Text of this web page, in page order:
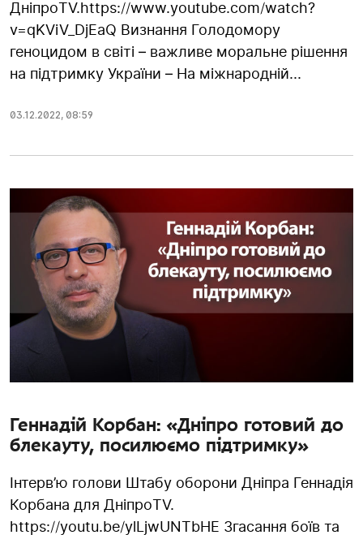
ДніпроTV.https://www.youtube.com/watch?
v=qKViV_DjEaQ Визнання Голодомору
геноцидом в світі – важливе моральне рішення
на підтримку України – На міжнародній...
03.12.2022, 08:59
Геннадій Корбан: «Дніпро готовий до
блекауту, посилюємо підтримку»
Інтерв’ю голови Штабу оборони Дніпра Геннадія
Корбана для ДніпроTV.
https://youtu.be/ylLjwUNTbHE Згасання боїв та